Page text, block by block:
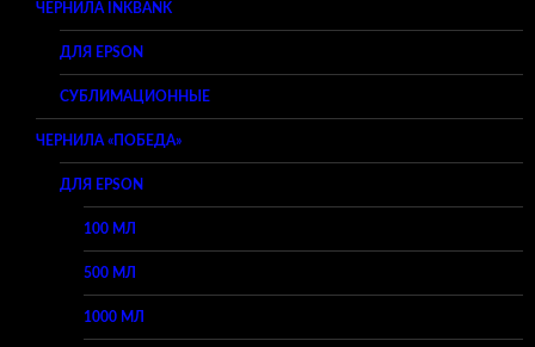
ЧЕРНИЛА INKBANK
ДЛЯ EPSON
СУБЛИМАЦИОННЫЕ
ЧЕРНИЛА «ПОБЕДА»
ДЛЯ EPSON
100 МЛ
500 МЛ
1000 МЛ